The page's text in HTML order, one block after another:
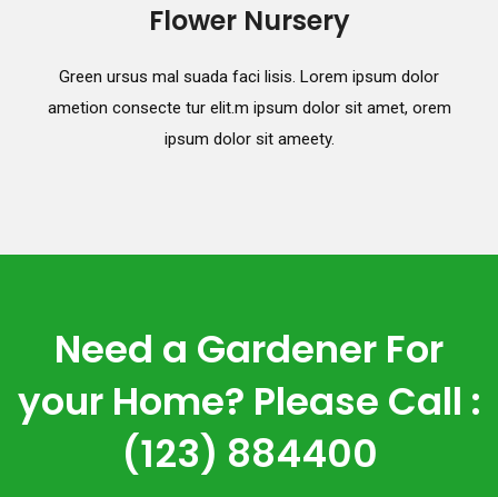
Flower Nursery
Green ursus mal suada faci lisis. Lorem ipsum dolor
ametion consecte tur elit.m ipsum dolor sit amet, orem
ipsum dolor sit ameety.
Need a Gardener For
your Home? Please Call :
(123) 884400